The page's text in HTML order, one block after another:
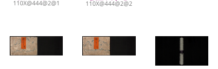
110X@444@2@1 110X@444@2@2